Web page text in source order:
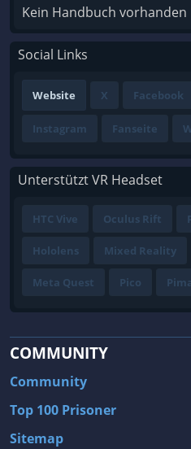
Kein Handbuch vorhanden
Social Links
Website X Facebook
Instagram Fanseite
Unterstützt VR Headset
HTC Vive Oculus Rift
Hololens Mixed Reality
Meta Quest Pico
COMMUNITY
Community
Top 100 Prisoner
Sitemap